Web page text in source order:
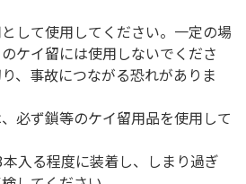
して使用してください。一定の場
ケイ留には使用しないでくださ
、事故につながる恐れがありま
必ず鎖等のケイ留用品を使用して
入る程度に装着し、しまり過ぎ